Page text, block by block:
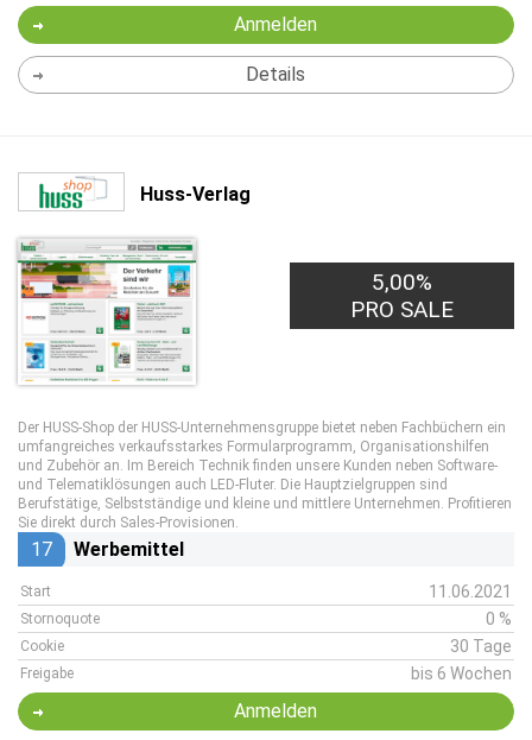
Anmelden
Details
Huss-Verlag
5,00%
PRO SALE
Der HUSS-Shop der HUSS-Unternehmensgruppe bietet neben Fachbüchern ein
umfangreiches verkaufsstarkes Formularprogramm, Organisationshilfen
und Zubehör an. Im Bereich Technik finden unsere Kunden neben Software-
und Telematiklösungen auch LED-Fluter. Die Hauptzielgruppen sind
Berufstätige, Selbstständige und kleine und mittlere Unternehmen. Profitieren
Sie direkt durch Sales-Provisionen.
17 Werbemittel
Start 11.06.2021
Stornoquote 0 %
Cookie 30 Tage
Freigabe bis 6 Wochen
Anmelden